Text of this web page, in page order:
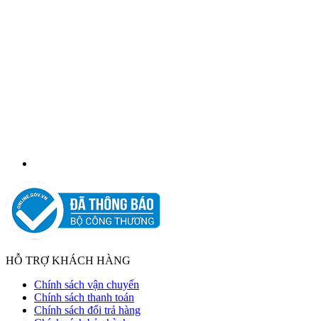
HỖ TRỢ KHÁCH HÀNG
Chính sách vận chuyển
Chính sách thanh toán
Chính sách đổi trả hàng